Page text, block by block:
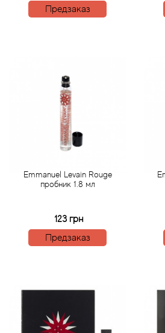
Предзаказ
Emmanuel Levain Rouge
пробник 1.8 мл
123 грн
Предзаказ
Alexandre J
Alyson Oldoini
Alyssa Ashley
American Crew
Amouage
Andre L'Arom
Anima Mundi
Anna Sui